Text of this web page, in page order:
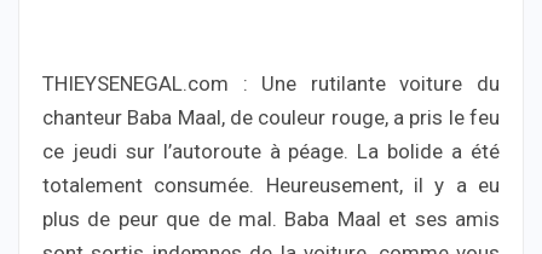
THIEYSENEGAL.com : Une rutilante voiture du
chanteur Baba Maal, de couleur rouge, a pris le feu
ce jeudi sur l’autoroute à péage. La bolide a été
totalement consumée. Heureusement, il y a eu
plus de peur que de mal. Baba Maal et ses amis